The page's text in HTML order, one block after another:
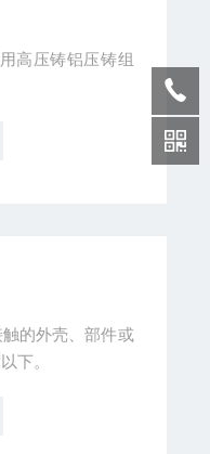
高压铸铝压铸组
的外壳、部件或
下。